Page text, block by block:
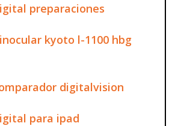
preparaciones
kyoto l-1100 hbg
digitalvision
para ipad